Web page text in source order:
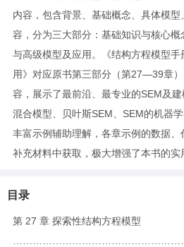
内容，包含背景、基础概念、具体模
容，分为三大部分：基础知识与核心
与高级模型及应用。《结构方程模型
用》对应原书第三部分（第27—39章
容，展示了最前沿、最专业的SEM及
混合模型、贝叶斯SEM、SEM的机器
丰富示例辅助理解，各章示例的数据
补充材料中获取，极大增强了本书的实
目录
第 27 章 探索性结构方程模型